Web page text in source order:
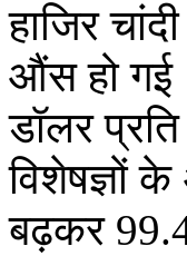
हाजिर
औंस हो
डॉलर
विशेषज्ञों
बढ़कर